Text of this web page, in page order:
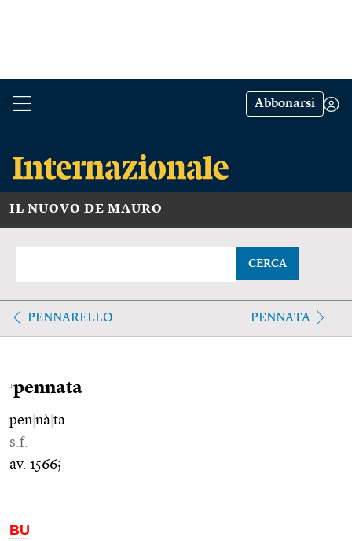
Abbonarsi
IL NUOVO DE MAURO
CERCA
PENNARELLO PENNATA
1pennata
pen nà ta
s.f.
av. 1566;
BU